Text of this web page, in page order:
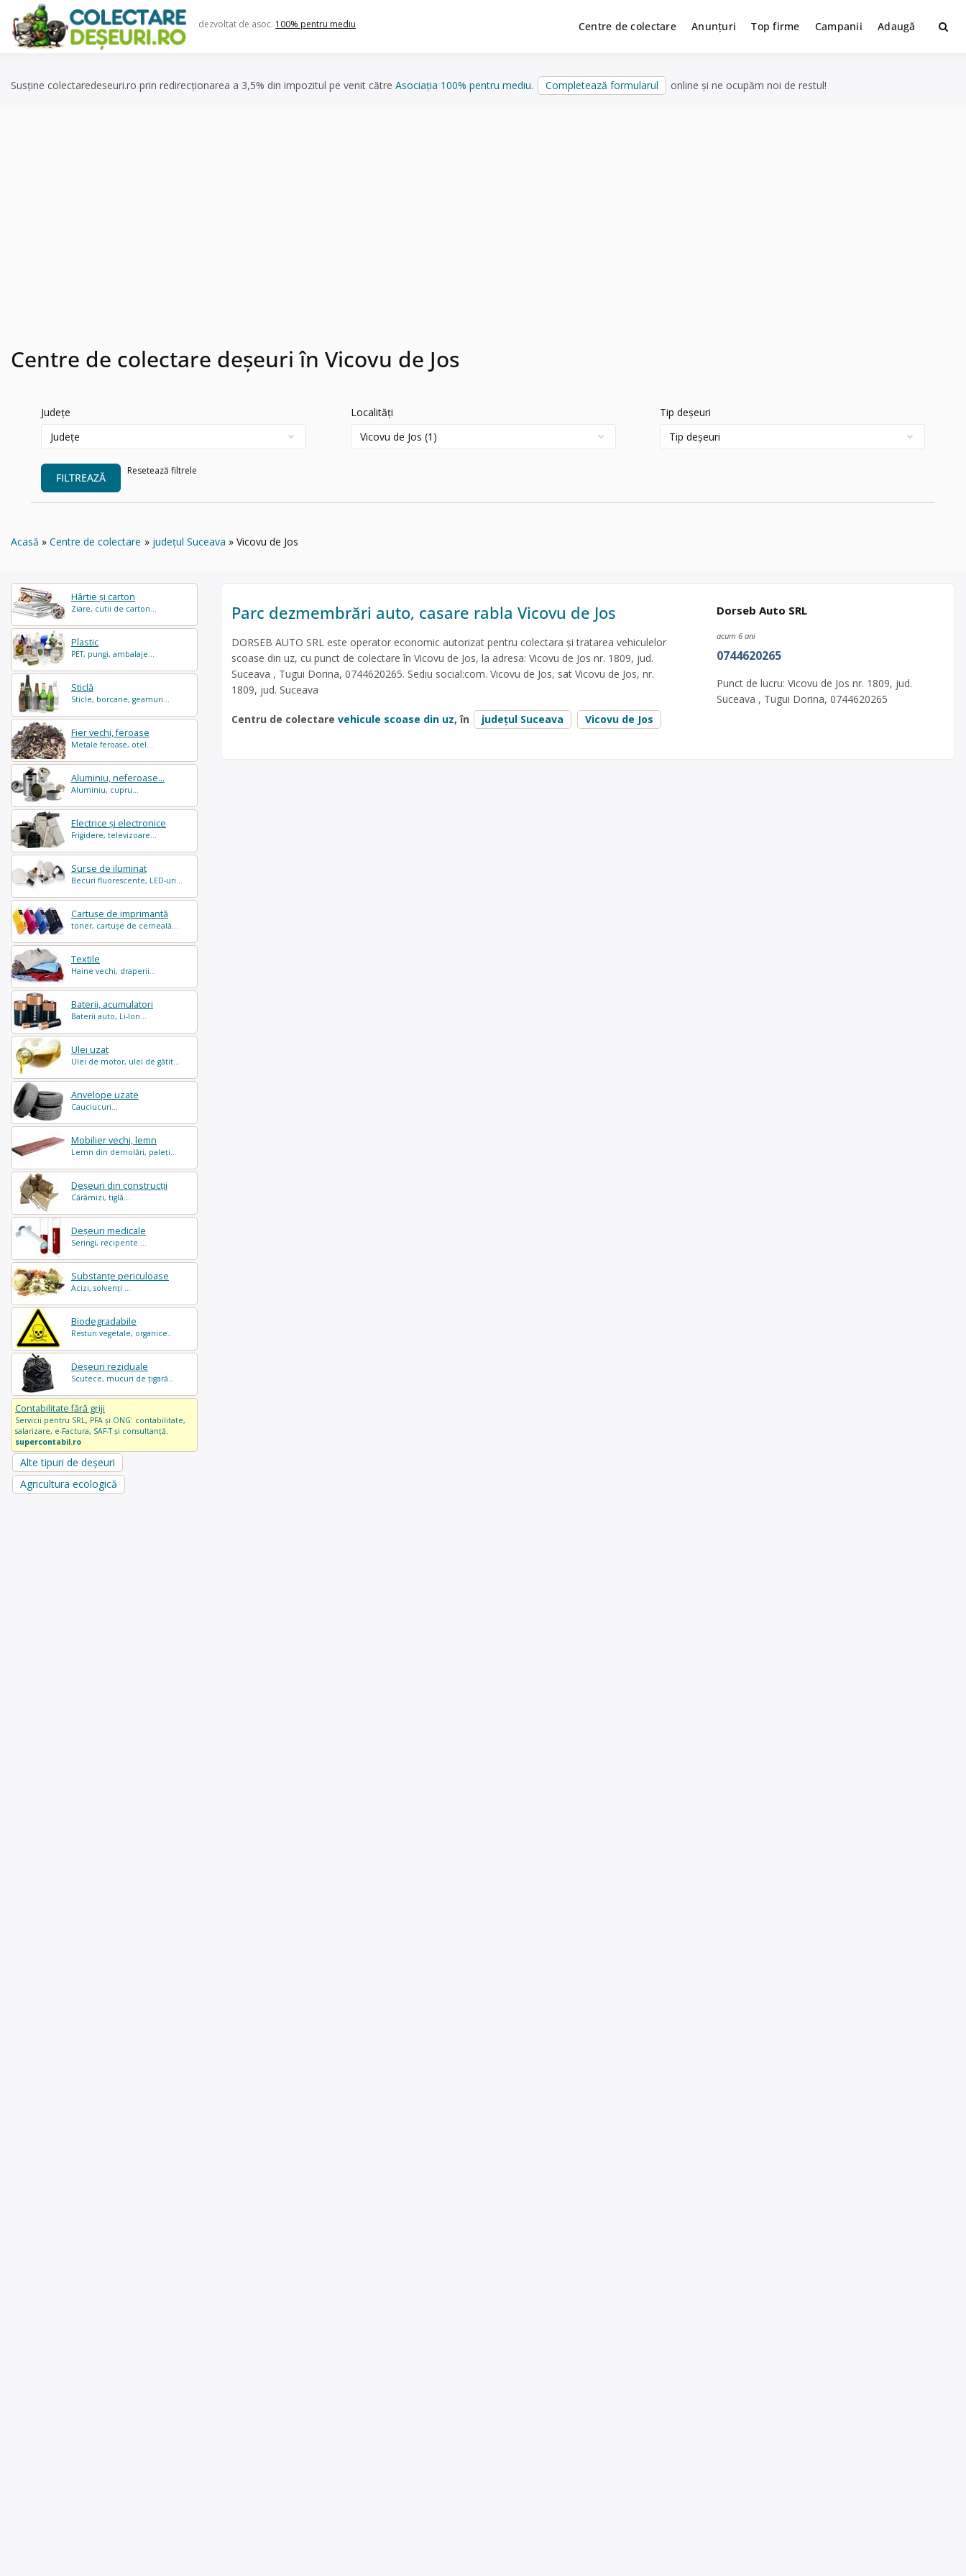
content
dezvoltat de asoc. 100% pentru mediu Centre de colectare Anunțuri Top firme Campanii Adaugă
Susține colectaredeseuri.ro prin redirecționarea a 3,5% din impozitul pe venit către Asociația 100% pentru mediu. Completează formularul online și ne ocupăm noi de restul!
Centre de colectare deșeuri în Vicovu de Jos
Județe Localități Tip deșeuri
FILTREAZĂ
Resetează filtrele
Acasă Centre de colectare județul Suceava Vicovu de Jos
Hârtie și carton
Ziare, cutii de carton...
Plastic
PET, pungi, ambalaje...
Sticlă
Sticle, borcane, geamuri...
Fier vechi, feroase
Metale feroase, otel...
Aluminiu, neferoase...
Aluminiu, cupru...
Electrice și electronice
Frigidere, televizoare...
Surse de iluminat
Becuri fluorescente, LED-uri...
Cartușe de imprimantă
toner, cartușe de cerneală...
Textile
Haine vechi, draperii...
Baterii, acumulatori
Baterii auto, Li-Ion...
Ulei uzat
Ulei de motor, ulei de gătit...
Anvelope uzate
Cauciucuri...
Mobilier vechi, lemn
Lemn din demolări, paleți...
Deșeuri din construcții
Cărămizi, tiglă...
Deșeuri medicale
Seringi, recipente ...
Substanțe periculoase
Acizi, solvenți ...
Biodegradabile
Resturi vegetale, organice..
Deșeuri reziduale
Scutece, mucuri de țigară..
Contabilitate fără griji
Servicii pentru SRL, PFA și ONG: contabilitate,
salarizare, e-Factura, SAF-T și consultanță.
supercontabil.ro
Alte tipuri de deșeuri
Agricultura ecologică
Parc dezmembrări auto, casare rabla Vicovu de Jos
DORSEB AUTO SRL este operator economic autorizat pentru colectara și tratarea vehiculelor
scoase din uz, cu punct de colectare în Vicovu de Jos, la adresa: Vicovu de Jos nr. 1809, jud.
Suceava , Tugui Dorina, 0744620265. Sediu social:com. Vicovu de Jos, sat Vicovu de Jos, nr.
1809, jud. Suceava
Centru de colectare vehicule scoase din uz, în județul Suceava Vicovu de Jos
Dorseb Auto SRL
acum 6 ani
0744620265
Punct de lucru: Vicovu de Jos nr. 1809, jud.
Suceava , Tugui Dorina, 0744620265